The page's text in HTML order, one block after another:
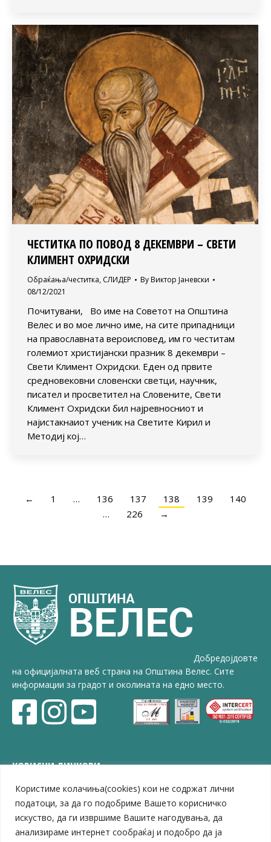
Користиме колачиња(cookies) кои не содржат лични
податоци, за да го подобриме Вашето корисничко
искуство, да ги извршиме Вашите нагодувања, да
анализираме интернет сообраќај и подобро да ја
ЧЕСТИТКА ПО ПОВОД 8 ДЕКЕМВРИ – СВЕТИ
КЛИМЕНТ ОХРИДСКИ
Обраќања/честитка, СЛИДЕР By Виктор Јаневски
08/12/2021
Почитувани, Во име на Советот на Општина
Велес и во мое лично име, на сите припадници
на православната вероисповед, им го честитам
големиот христијански празник 8 декември –
Свети Климент Охридски. Еден од првите
средновековни словенски светци, научник,
писaтел и просветител на Словените, Свети
Климент Охридски бил најревносниот и
најистакнаиот ученик на Светите Кирил и
Методиј кој…
← 1 … 136 137 138 139
140
…
226 →
Добредојдовте
на официјалната веб страна на Општина Велес. Сите
информации за градот и околината на едно место.
КОРИСНИ ЛИНКОВИ
ЗЕЛС – Заедница на единиците на локална самоуправа
Центар за развој на Вардарски плански регион
Јавно комунално претпријатие „Дервен“
ЈПССО „Парк – спорт и паркинзи“